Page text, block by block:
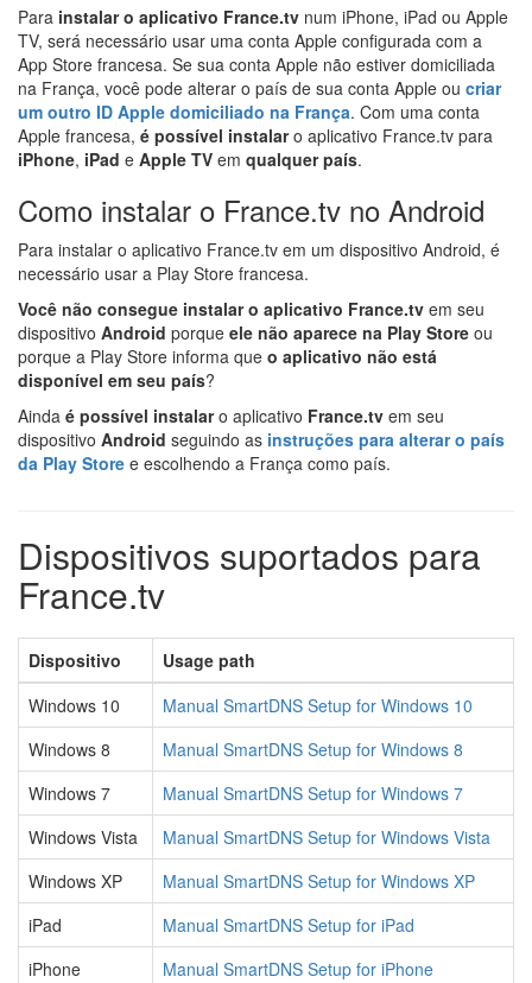
Para instalar o aplicativo France.tv num iPhone, iPad ou Apple
TV, será necessário usar uma conta Apple configurada com a
App Store francesa. Se sua conta Apple não estiver domiciliada
na França, você pode alterar o país de sua conta Apple ou criar
um outro ID Apple domiciliado na França. Com uma conta
Apple francesa, é possível instalaro aplicativo France.tv para
iPhone, iPad e Apple TV em qualquer país.
Como instalar o France.tv no Android
Para instalar o aplicativo France.tv em um dispositivo Android, é
necessário usar a Play Store francesa.
Você não consegue instalar o aplicativo France.tv em seu
dispositivo Android porque ele não aparece na Play Store ou
porque a Play Store informa que o aplicativo não está
disponível em seu país?
Ainda é possível instalaro aplicativo France.tv em seu
dispositivo Android seguindo as instruções para alterar o país
da Play Store e escolhendo a França como país.
Dispositivos suportados para
France.tv
Dispositivo
Usage path
Windows 10
Manual SmartDNS Setup for Windows 10
Windows 8
Manual SmartDNS Setup for Windows 8
Windows 7
Manual SmartDNS Setup for Windows 7
Windows Vista
Manual SmartDNS Setup for Windows Vista
Windows XP
Manual SmartDNS Setup for Windows XP
iPad
Manual SmartDNS Setup for iPad
iPhone
Manual SmartDNS Setup for iPhone